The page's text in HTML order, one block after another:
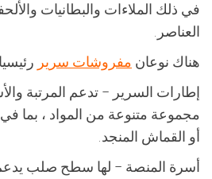
في ذلك الملاءات والبطانيات
العناصر.
هناك نوعان مفروشات سرير
إطارات السرير – تدعم المرتبة
مجموعة متنوعة من المواد ، بما
أو القماش المنجد.
أسرة المنصة – لها سطح صلب يدعم